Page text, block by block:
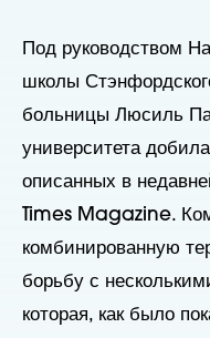
Под руководством
школы
больницы Люсиль
университета
описанных в
Times Magazine.
комбинированную
борьбу с
которая, как было